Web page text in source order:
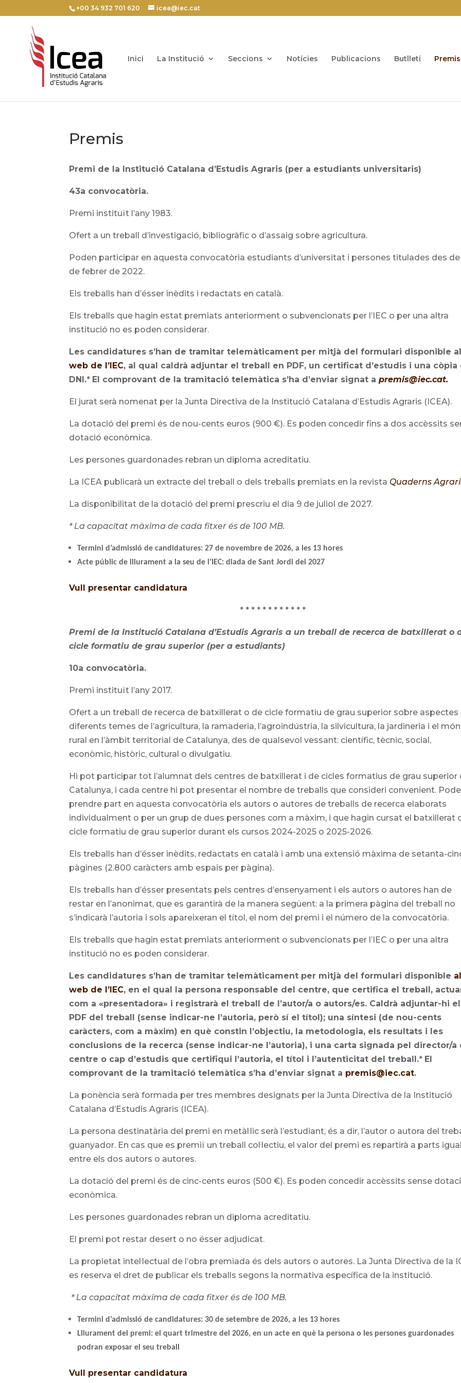
+00 34 932 701 620 icea@iec.cat
Inici La Institució Seccions Notícies Publicacions Butlletí Premis
Premis
Premi de la Institució Catalana d’Estudis Agraris (per a estudiants universitaris)
43a convocatòria.
Premi instituït l’any 1983.
Ofert a un treball d’investigació, bibliogràfic o d’assaig sobre agricultura.
Poden participar en aquesta convocatòria estudiants d’universitat i persones titulades des de
de febrer de 2022.
Els treballs han d’ésser inèdits i redactats en català.
Els treballs que hagin estat premiats anteriorment o subvencionats per l’IEC o per una altra
institució no es poden considerar.
Les candidatures s’han de tramitar telemàticament per mitjà del formulari disponible al
web de l’IEC, al qual caldrà adjuntar el treball en PDF, un certificat d’estudis i una còpia
DNI.* El comprovant de la tramitació telemàtica s’ha d’enviar signat apremis@iec.cat.
El jurat serà nomenat per la Junta Directiva de la Institució Catalana d’Estudis Agraris (ICEA).
La dotació del premi és de nou-cents euros (900 €). Es poden concedir fins a dos accèssits
dotació econòmica.
Les persones guardonades rebran un diploma acreditatiu.
La ICEA publicarà un extracte del treball o dels treballs premiats en la revista Quaderns
La disponibilitat de la dotació del premi prescriu el dia 9 de juliol de 2027.
* La capacitat màxima de cada fitxer és de 100 MB.
Termini d’admissió de candidatures: 27 de novembre de 2026, a les 13 hores
Acte públic de lliurament a la seu de l’IEC: diada de Sant Jordi del 2027
Vull presentar candidatura
* * * * * * * * * * * *
Premi de la Institució Catalana d’Estudis Agraris a un treball de recerca de batxillerat o
cicle formatiu de grau superior (per a estudiants)
10a convocatòria.
Premi instituït l’any 2017.
Ofert a un treball de recerca de batxillerat o de cicle formatiu de grau superior sobre aspectes
diferents temes de l’agricultura, la ramaderia, l’agroindústria, la silvicultura, la jardineria i el món
rural en l’àmbit territorial de Catalunya, des de qualsevol vessant: científic, tècnic, social,
econòmic, històric, cultural o divulgatiu.
Hi pot participar tot l’alumnat dels centres de batxillerat i de cicles formatius de grau superior
Catalunya, i cada centre hi pot presentar el nombre de treballs que consideri convenient.
prendre part en aquesta convocatòria els autors o autores de treballs de recerca elaborats
individualment o per un grup de dues persones com a màxim, i que hagin cursat el batxillerat
cicle formatiu de grau superior durant els cursos 2024-2025 o 2025-2026.
Els treballs han d’ésser inèdits, redactats en català i amb una extensió màxima de setanta-
pàgines (2.800 caràcters amb espais per pàgina).
Els treballs han d’ésser presentats pels centres d’ensenyament i els autors o autores han de
restar en l’anonimat, que es garantirà de la manera següent: a la primera pàgina del treball no
s’indicarà l’autoria i sols apareixeran el títol, el nom del premi i el número de la convocatòria.
Els treballs que hagin estat premiats anteriorment o subvencionats per l’IEC o per una altra
institució no es poden considerar.
Les candidatures s’han de tramitar telemàticament per mitjà del formulari disponible al
web de l’IEC, en el qual la persona responsable del centre, que certifica el treball,
com a «presentadora» i registrarà el treball de l’autor/a o autors/es. Caldrà adjuntar-hi el
PDF del treball (sense indicar-ne l’autoria, però sí el títol); una síntesi (de nou-cents
caràcters, com a màxim) en què constin l’objectiu, la metodologia, els resultats i les
conclusions de la recerca (sense indicar-ne l’autoria), i una carta signada pel director/a
centre o cap d’estudis que certifiqui l’autoria, el títol i l’autenticitat del treball.* El
comprovant de la tramitació telemàtica s’ha d’enviar signat a premis@iec.cat.
La ponència serà formada per tres membres designats per la Junta Directiva de la Institució
Catalana d’Estudis Agraris (ICEA).
La persona destinatària del premi en metàl·lic serà l’estudiant, és a dir, l’autor o autora del
guanyador. En cas que es premiï un treball col·lectiu, el valor del premi es repartirà a parts
entre els dos autors o autores.
La dotació del premi és de cinc-cents euros (500 €). Es poden concedir accèssits sense
econòmica.
Les persones guardonades rebran un diploma acreditatiu.
El premi pot restar desert o no ésser adjudicat.
La propietat intel·lectual de l’obra premiada és dels autors o autores. La Junta Directiva de la
es reserva el dret de publicar els treballs segons la normativa específica de la institució.
* La capacitat màxima de cada fitxer és de 100 MB.
Termini d’admissió de candidatures: 30 de setembre de 2026, a les 13 hores
Lliurament del premi: el quart trimestre del 2026, en un acte en què la persona o les persones guardonades
podran exposar el seu treball
Vull presentar candidatura